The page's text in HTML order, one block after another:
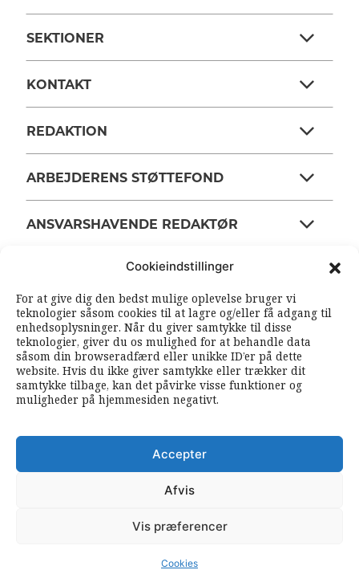
Cookieindstillinger
For at give dig den bedst mulige oplevelse bruger vi
teknologier såsom cookies til at lagre og/eller få adgang til
enhedsoplysninger. Når du giver samtykke til disse
teknologier, giver du os mulighed for at behandle data
såsom din browseradfærd eller unikke ID’er på dette
website. Hvis du ikke giver samtykke eller trækker dit
samtykke tilbage, kan det påvirke visse funktioner og
muligheder på hjemmesiden negativt.
Accepter
Afvis
Vis præferencer
Cookies
SEKTIONER
KONTAKT
REDAKTION
ARBEJDERENS STØTTEFOND
ANSVARSHAVENDE REDAKTØR
SOUNDCLOUD RSS FEEDS
FØLG ARBEJDEREN